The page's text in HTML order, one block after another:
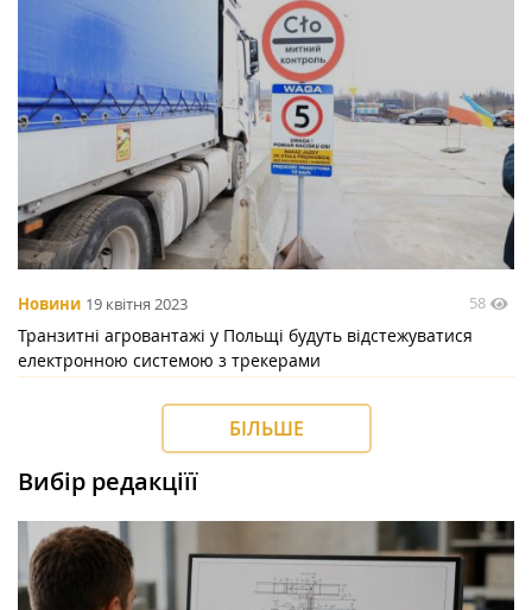
Новини 19 квітня 2023 58
Транзитні агровантажі у Польщі будуть відстежуватися
електронною системою з трекерами
БІЛЬШЕ
Вибір редакціїї